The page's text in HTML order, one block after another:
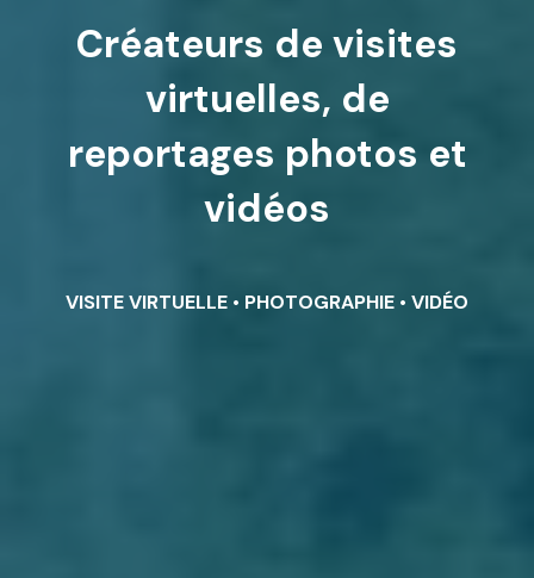
Créateurs de visites
virtuelles, de
reportages photos et
vidéos
VISITE VIRTUELLE • PHOTOGRAPHIE • VIDÉO